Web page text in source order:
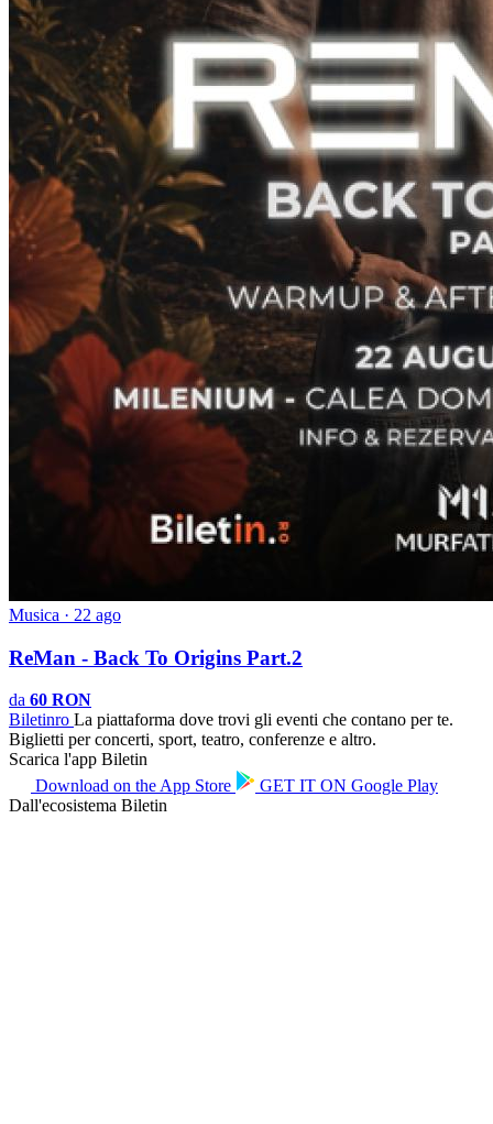
Musica · 22 ago
ReMan - Back To Origins Part.2
da 60 RON
Biletinro La piattaforma dove trovi gli eventi che contano per te.
Biglietti per concerti, sport, teatro, conferenze e altro.
Scarica l'app Biletin
Download on the App Store GET IT ON Google Play
Dall'ecosistema Biletin